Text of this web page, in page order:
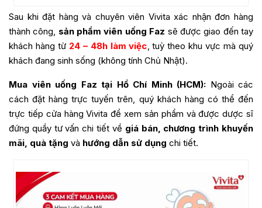
Sau khi đặt hàng và chuyên viên Vivita xác nhận đơn hàng
thành công, sản phẩm viên uống Faz sẽ được giao đến tay
khách hàng từ 24 – 48h làm việc, tuỳ theo khu vực mà quý
khách đang sinh sống (không tính Chủ Nhật).
Mua viên uống Faz tại Hồ Chí Minh (HCM): Ngoài các
cách đặt hàng trực tuyến trên, quý khách hàng có thể đến
trực tiếp cửa hàng Vivita để xem sản phẩm và được dược sĩ
đứng quầy tư vấn chi tiết về giá bán, chương trình khuyến
mãi, quà tặng và hướng dẫn sử dụng chi tiết.